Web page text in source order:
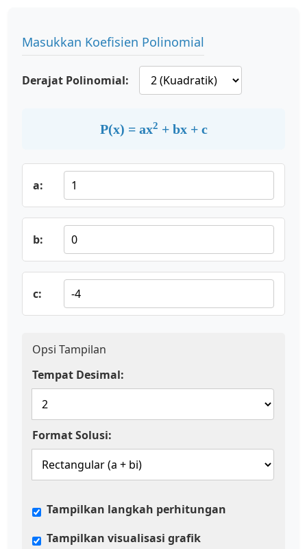
Masukkan Koefisien Polinomial
Derajat Polinomial:
P(x) = ax2 + bx + c
a:
b:
c:
Opsi Tampilan
Tempat Desimal:
Format Solusi:
Tampilkan langkah perhitungan
Tampilkan visualisasi grafik